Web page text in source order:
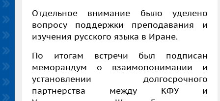
Отдельное внимание было уделено
вопросу поддержки преподавания и
изучения русского языка в Иране.
По итогам встречи был подписан
меморандум о взаимопонимании и
установлении долгосрочного
партнерства между КФУ и